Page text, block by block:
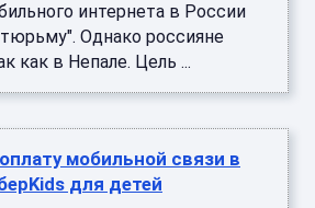
интернета в России
Однако россияне
как в Непале. Цель ...
мобильной связи в
для детей